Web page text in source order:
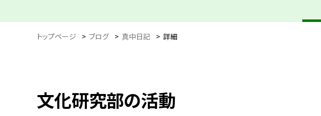
トップページ > ブログ > 真中日記 > 詳細
文化研究部の活動